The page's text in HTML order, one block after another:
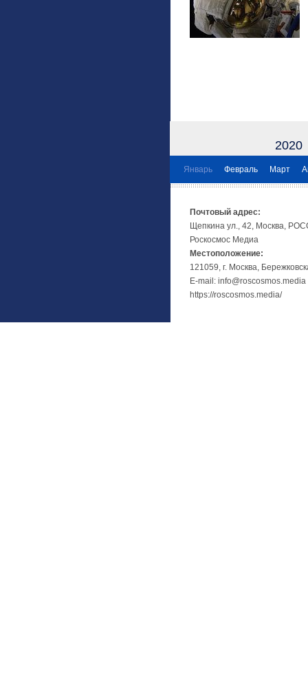
2020
Январь Февраль Март
Почтовый адрес:
Щепкина ул., 42, Москва,
Роскосмос Медиа
Местоположение:
121059, г. Москва,
E-mail: info@roscosmos.media
https://roscosmos.media/